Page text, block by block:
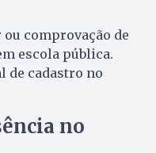
comprovação de
escola pública.
de cadastro no
no